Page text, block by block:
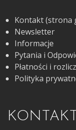
Kontakt (strona
Newsletter
Informacje
Pytania i
Płatności i
Polityka
KONTAKT